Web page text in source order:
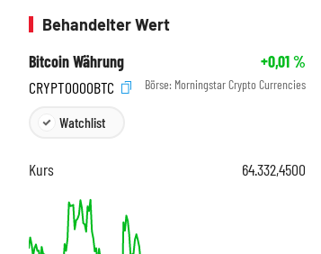
Behandelter Wert
Bitcoin Währung
+0,01%
CRYPT0000BTC
Börse: Morningstar Crypto Currencies
Watchlist
Kurs 64.332,4500